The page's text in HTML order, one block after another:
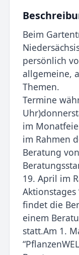
Beim
persönlich
allgemeine,
Themen.
Termine
im
im Rahmen
Beratung
19. April im
findet die
einem
statt.Am 1.